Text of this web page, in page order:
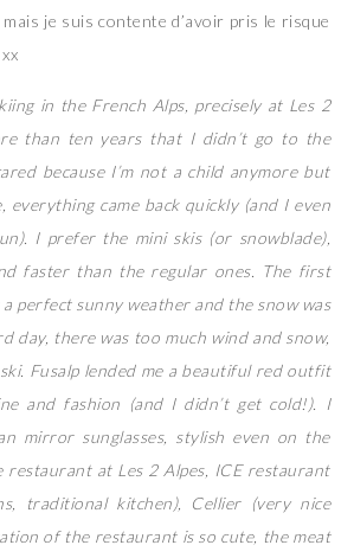
je suis contente d’avoir pris le risque
in the French Alps, precisely at Les 2
than ten years that I didn’t go to the
because I’m not a child anymore but
everything came back quickly (and I even
I prefer the mini skis (or snowblade),
faster than the regular ones. The first
perfect sunny weather and the snow was
day, there was too much wind and snow,
Fusalp lended me a beautiful red outfit
and fashion (and I didn’t get cold!). I
mirror sunglasses, stylish even on the
at Les 2 Alpes, ICE restaurant
traditional kitchen), Cellier (very nice
of the restaurant is so cute, the meat